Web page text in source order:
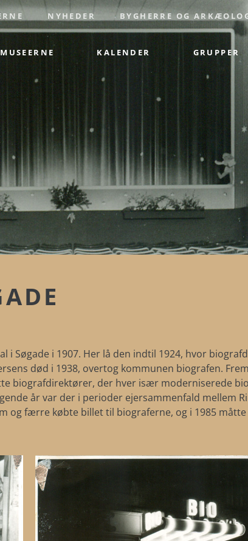
NYHEDER BYGHERRE OG
MUSEERNE KALENDER GRUPPER
i Søgade i 1907. Her lå den indtil 1924, hvor
død i 1938, overtog kommunen biografen.
biografdirektører, der hver især moderniserede
år var der i perioder ejersammenfald mellem
færre købte billet til biograferne, og i 1985 måtte